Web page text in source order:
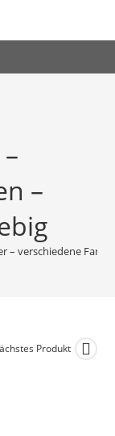
–
– verschiedene
Produkt